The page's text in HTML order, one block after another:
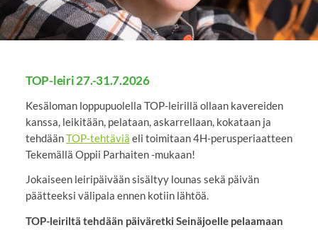
TOP-leiri 27.-31.7.2026
Kesäloman loppupuolella TOP-leirillä ollaan kavereiden
kanssa, leikitään, pelataan, askarrellaan, kokataan ja
tehdäänTOP-tehtäviä eli toimitaan 4H-perusperiaatteen
Tekemällä Oppii Parhaiten -mukaan!
Jokaiseen leiripäivään sisältyy lounas sekä päivän
päätteeksi välipala ennen kotiin lähtöä.
TOP-leiriltä tehdään päiväretki Seinäjoelle pelaamaan